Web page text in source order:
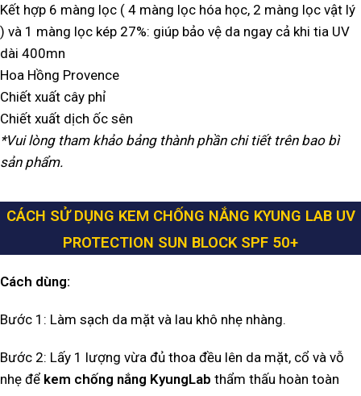
Kết hợp 6 màng lọc ( 4 màng lọc hóa học, 2 màng lọc vật lý
) và 1 màng lọc kép 27%: giúp bảo vệ da ngay cả khi tia UV
dài 400mn
Hoa Hồng Provence
Chiết xuất cây phỉ
Chiết xuất dịch ốc sên
*Vui lòng tham khảo bảng thành phần chi tiết trên bao bì
sản phẩm.
CÁCH SỬ DỤNG KEM CHỐNG NẮNG KYUNG LAB UV
PROTECTION SUN BLOCK SPF 50+
Cách dùng:
Bước 1: Làm sạch da mặt và lau khô nhẹ nhàng.
Bước 2: Lấy 1 lượng vừa đủ thoa đều lên da mặt, cổ và vỗ
nhẹ để kem chống nắng KyungLab thẩm thấu hoàn toàn